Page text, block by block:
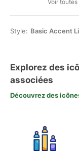
Voir
Style: Basic Accent
Explorez des
associées
Découvrez des